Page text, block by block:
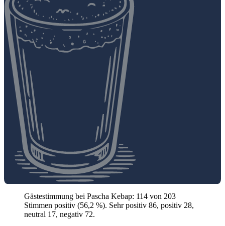
Gästestimmung bei Pascha Kebap: 114 von 203
Stimmen positiv (56,2 %). Sehr positiv 86, positiv 28,
neutral 17, negativ 72.